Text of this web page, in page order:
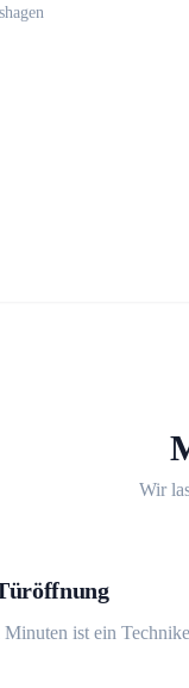
Wir
ist ein